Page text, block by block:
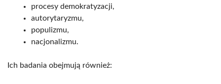
procesy demokratyzacji,
autorytaryzmu,
populizmu,
nacjonalizmu.
Ich badania obejmują również: